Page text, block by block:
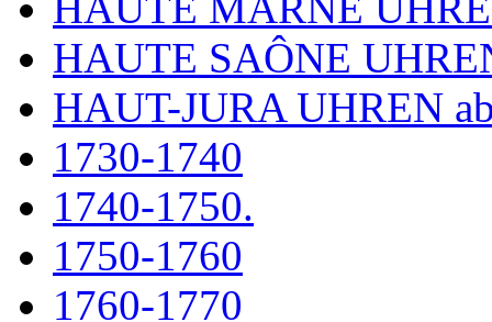
HAUTE SAÔNE
HAUT-JURA UHREN
1730-1740
1740-1750.
1750-1760
1760-1770